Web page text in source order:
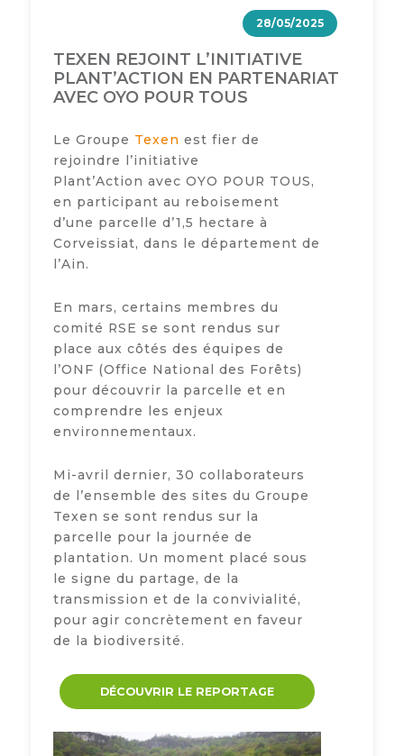
28/05/2025
TEXEN REJOINT L’INITIATIVE
PLANT’ACTION EN PARTENARIAT
AVEC OYO POUR TOUS
Le Groupe Texen est fier de
rejoindre l’initiative
Plant’Action avec OYO POUR TOUS,
en participant au reboisement
d’une parcelle d’1,5 hectare à
Corveissiat, dans le département de
l’Ain.
En mars, certains membres du
comité RSE se sont rendus sur
place aux côtés des équipes de
l’ONF (Office National des Forêts)
pour découvrir la parcelle et en
comprendre les enjeux
environnementaux.
Mi-avril dernier, 30 collaborateurs
de l’ensemble des sites du Groupe
Texen se sont rendus sur la
parcelle pour la journée de
plantation. Un moment placé sous
le signe du partage, de la
transmission et de la convivialité,
pour agir concrètement en faveur
de la biodiversité.
DÉCOUVRIR LE REPORTAGE